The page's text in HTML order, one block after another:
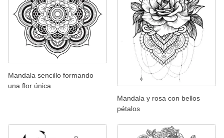
Mandala sencillo formando
una flor única
Mandala y rosa con bellos
pétalos